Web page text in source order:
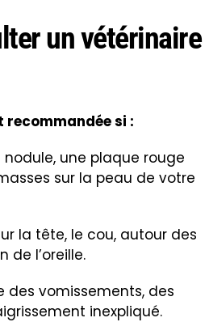
un vétérinaire
si :
nodule, une plaque rouge
sur la peau de votre
la tête, le cou, autour des
de l’oreille.
des vomissements, des
inexpliqué.